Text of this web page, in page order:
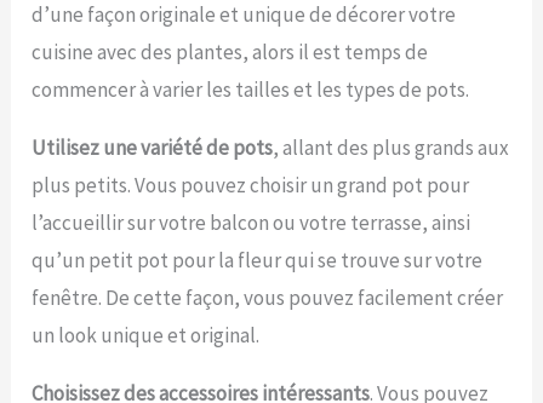
d’une façon originale et unique de décorer votre
cuisine avec des plantes, alors il est temps de
commencer à varier les tailles et les types de pots.
Utilisez une variété de pots, allant des plus grands aux
plus petits. Vous pouvez choisir un grand pot pour
l’accueillir sur votre balcon ou votre terrasse, ainsi
qu’un petit pot pour la fleur qui se trouve sur votre
fenêtre. De cette façon, vous pouvez facilement créer
un look unique et original.
Choisissez des accessoires intéressants. Vous pouvez